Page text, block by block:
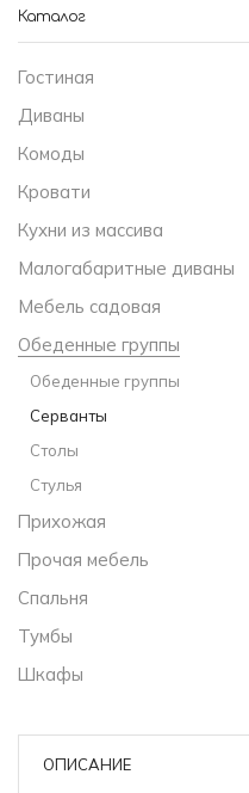
Каталог
Гостиная
Диваны
Комоды
Кровати
Кухни из массива
Малогабаритные диваны
Мебель садовая
Обеденные группы
Обеденные группы
Серванты
Столы
Стулья
Прихожая
Прочая мебель
Спальня
Тумбы
Шкафы
ОПИСАНИЕ